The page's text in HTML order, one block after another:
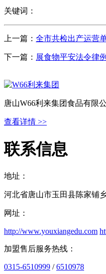
关键词：
上一篇： 全市共检出产运营
下一篇： 展食物平安法令律
唐山W66利来集团食品有限
查看详情 >>
联系信息
地址：
河北省唐山市玉田县陈家铺
网址：
http://www.youxiangedu.com
加盟售后服务热线：
0315-6510999 /6510978